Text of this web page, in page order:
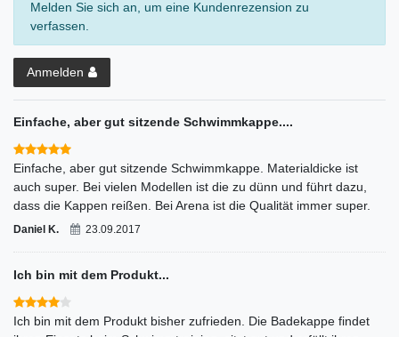
Melden Sie sich an, um eine Kundenrezension zu
verfassen.
Anmelden
Einfache, aber gut sitzende Schwimmkappe....
Einfache, aber gut sitzende Schwimmkappe. Materialdicke ist
auch super. Bei vielen Modellen ist die zu dünn und führt dazu,
dass die Kappen reißen. Bei Arena ist die Qualität immer super.
Daniel K. 23.09.2017
Ich bin mit dem Produkt...
Ich bin mit dem Produkt bisher zufrieden. Die Badekappe findet